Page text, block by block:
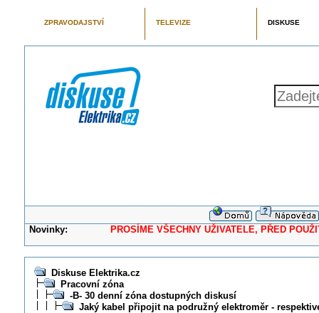
ZPRAVODAJSTVÍ TELEVIZE DISKUSE
Novinky: PROSÍME VŠECHNY UŽIVATELE, PŘED
Diskuse Elektrika.cz
Pracovní zóna
-B- 30 denní zóna dostupných diskusí
Jaký kabel připojit na podružný elektroměr -